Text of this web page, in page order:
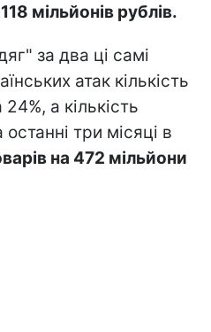
мільйонів рублів.
за два ці самі
атак кількість
а кількість
три місяці в
на 472 мільйони